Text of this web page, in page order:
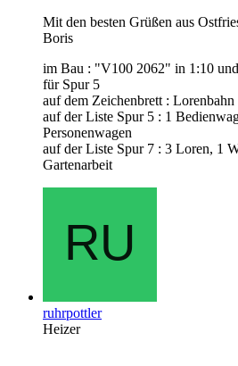
Mit den besten Grüßen aus
Boris
im Bau : "V100 2062" in 1:10
für Spur 5
auf dem Zeichenbrett :
auf der Liste Spur 5 : 1
Personenwagen
auf der Liste Spur 7 : 3 Loren, 1
Gartenarbeit
ruhrpottler
Heizer